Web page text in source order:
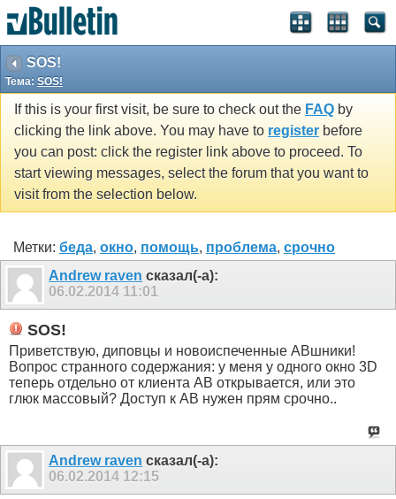
SOS!
Тема: SOS!
If this is your first visit, be sure to check out the FAQ by
clicking the link above. You may have to register before
you can post: click the register link above to proceed. To
start viewing messages, select the forum that you want to
visit from the selection below.
Метки: беда, окно, помощь, проблема, срочно
Andrew raven сказал(-а):
06.02.2014 11:01
SOS!
Приветствую, диповцы и новоиспеченные АВшники!
Вопрос странного содержания: у меня у одного окно 3D
теперь отдельно от клиента АВ открывается, или это
глюк массовый? Доступ к АВ нужен прям срочно..
Andrew raven сказал(-а):
06.02.2014 12:15